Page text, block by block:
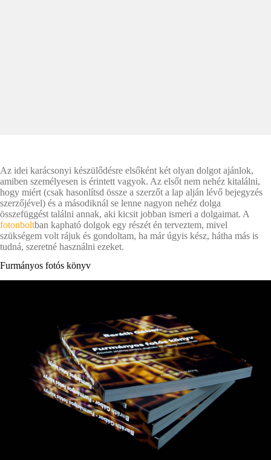
Az idei karácsonyi készülődésre elsőként két olyan dolgot ajánlok,
amiben személyesen is érintett vagyok. Az elsőt nem nehéz kitalálni,
hogy miért (csak hasonlítsd össze a szerzőt a lap alján lévő bejegyzés
szerzőjével) és a másodiknál se lenne nagyon nehéz dolga
összefüggést találni annak, aki kicsit jobban ismeri a dolgaimat. A
fotonboltban kapható dolgok egy részét én terveztem, mivel
szükségem volt rájuk és gondoltam, ha már úgyis kész, hátha más is
tudná, szeretné használni ezeket.
Furmányos fotós könyv